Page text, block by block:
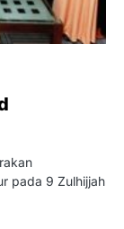
pada 9 Zulhijjah